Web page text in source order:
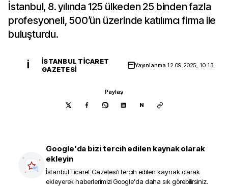
İstanbul, 8. yılında 125 ülkeden 25 binden fazla
profesyoneli, 500’ün üzerinde katılımcı firma ile
buluşturdu.
İ
İSTANBUL TICARET
GAZETESI
Yayınlanma 12.09.2025, 10:13
Paylaş
N
Google'da bizi tercih edilen kaynak olarak
ekleyin
İstanbul Ticaret Gazetesi'i tercih edilen kaynak olarak
ekleyerek haberlerimizi Google'da daha sık görebilirsiniz.